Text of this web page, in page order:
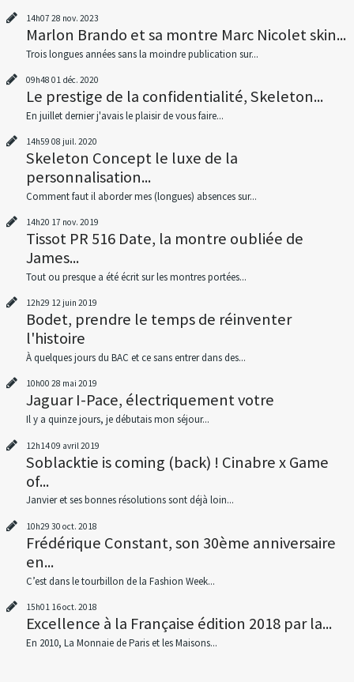
14h07 28 nov. 2023
Marlon Brando et sa montre Marc Nicolet skin...
Trois longues années sans la moindre publication sur...
09h48 01 déc. 2020
Le prestige de la confidentialité, Skeleton...
En juillet dernier j'avais le plaisir de vous faire...
14h59 08 juil. 2020
Skeleton Concept le luxe de la
personnalisation...
Comment faut il aborder mes (longues) absences sur...
14h20 17 nov. 2019
Tissot PR 516 Date, la montre oubliée de
James...
Tout ou presque a été écrit sur les montres portées...
12h29 12 juin 2019
Bodet, prendre le temps de réinventer
l'histoire
À quelques jours du BAC et ce sans entrer dans des...
10h00 28 mai 2019
Jaguar I-Pace, électriquement votre
Il y a quinze jours, je débutais mon séjour...
12h1409 avril 2019
Soblacktie is coming (back) ! Cinabre x Game
of...
Janvier et ses bonnes résolutions sont déjà loin...
10h29 30 oct. 2018
Frédérique Constant, son 30ème anniversaire
en...
C’est dans le tourbillon de la Fashion Week...
15h01 16oct. 2018
Excellence à la Française édition 2018 par la...
En 2010, La Monnaie de Paris et les Maisons...